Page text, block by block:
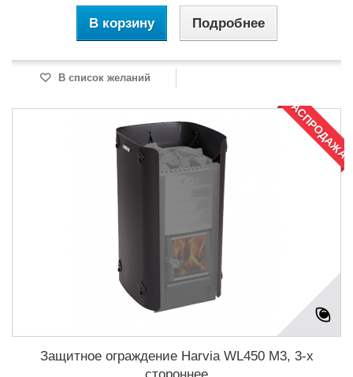
В корзину Подробнее
В список желаний
РАСПРОДАЖА!
Защитное ограждение Harvia WL450 M3, 3-х